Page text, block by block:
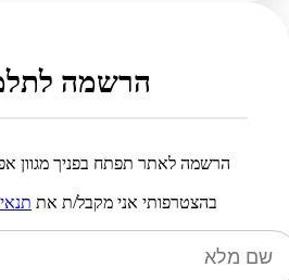
הרשמה
הרשמה לאתר תפתח בפניך מגוון
בהצטרפותי אני מקבל/ת את